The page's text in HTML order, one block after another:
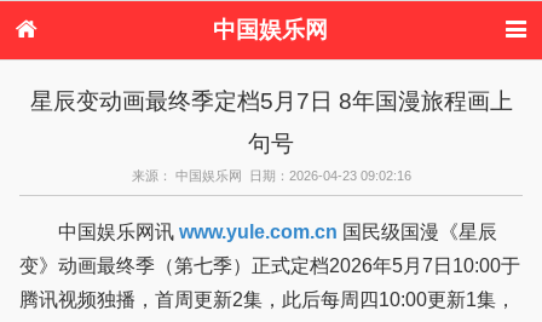
中国娱乐网
电视剧
演唱会 综艺节目
偶像活动
星辰变动画最终季定档5月7日 8年国漫旅程画上
句号
来源： 中国娱乐网 日期：2026-04-23 09:02:16
中国娱乐网讯 www.yule.com.cn
变》动画最终季（第七季）正式定档2026年5月7日10:00于
腾讯视频独播，首周更新2集，此后每周四10:00更新1集，